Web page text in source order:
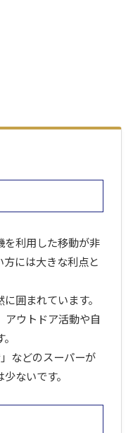
を利用した移動が非
には大きな利点と
囲まれています。
アウトドア活動や自
などのスーパーが
ないです。